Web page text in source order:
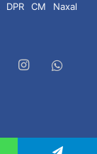
DPR CM
Naxal
TumblrInstagram